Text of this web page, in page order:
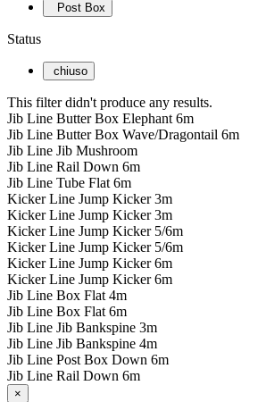
Post Box
Status
chiuso
This filter didn't produce any results.
Jib Line Butter Box Elephant 6m
Jib Line Butter Box Wave/Dragontail 6m
Jib Line Jib Mushroom
Jib Line Rail Down 6m
Jib Line Tube Flat 6m
Kicker Line Jump Kicker 3m
Kicker Line Jump Kicker 3m
Kicker Line Jump Kicker 5/6m
Kicker Line Jump Kicker 5/6m
Kicker Line Jump Kicker 6m
Kicker Line Jump Kicker 6m
Jib Line Box Flat 4m
Jib Line Box Flat 6m
Jib Line Jib Bankspine 3m
Jib Line Jib Bankspine 4m
Jib Line Post Box Down 6m
Jib Line Rail Down 6m
×